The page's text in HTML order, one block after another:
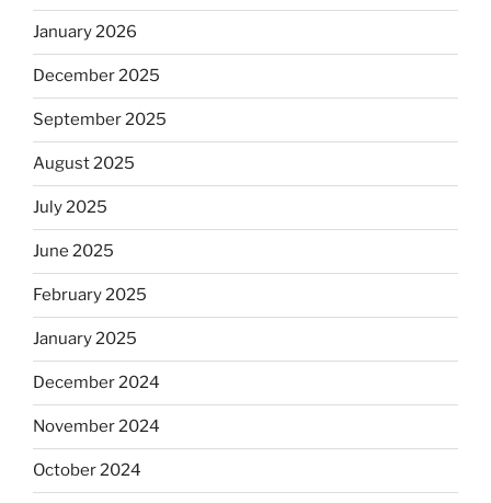
January 2026
December 2025
September 2025
August 2025
July 2025
June 2025
February 2025
January 2025
December 2024
November 2024
October 2024